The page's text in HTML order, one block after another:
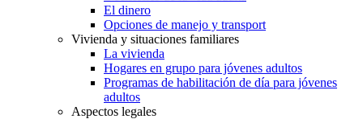
El dinero
Opciones de manejo y transport
Vivienda y situaciones familiares
La vivienda
Hogares en grupo para jóvenes adultos
Programas de habilitación de día para jóvenes
adultos
Aspectos legales